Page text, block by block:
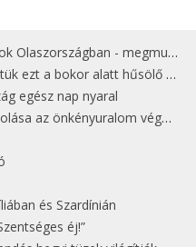
- megmutatjuk a 15 legjobbat
alatt hűsölő cicát Kisorosziban
egész nap nyaral
önkényuralom végét jelentette
és Szardínián
éj!”